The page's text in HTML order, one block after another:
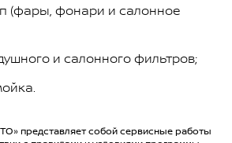
(фары, фонари и салонное
и салонного фильтров;
представляет собой сервисные работы